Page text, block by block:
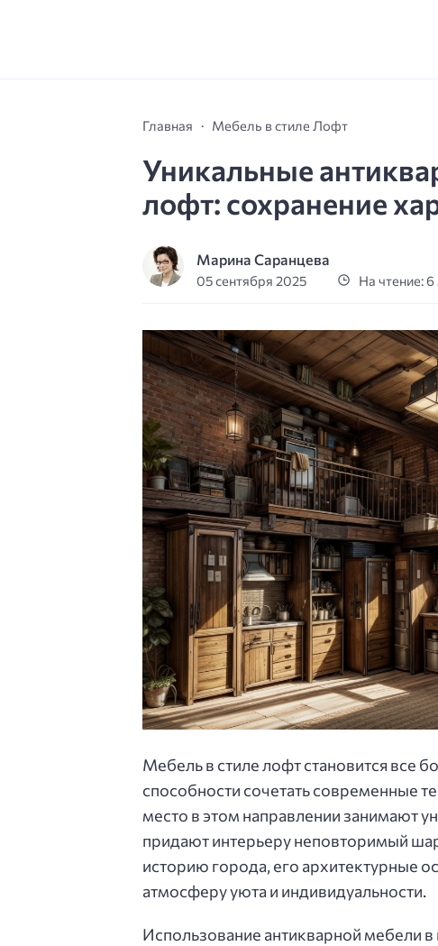
Главная Мебель в стиле Лофт
Уникальные
лофт: сохранение
Марина Саранцева
05 сентября 2025 На чтение:
Мебель в стиле лофт становится все
способности сочетать современные
место в этом направлении занимают
придают интерьеру неповторимый
историю города, его архитектурные
атмосферу уюта и индивидуальности.
Использование антикварной мебели